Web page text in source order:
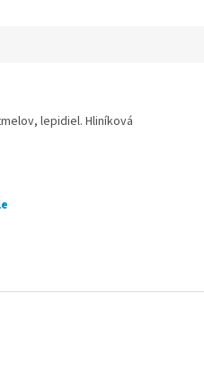
lepidiel. Hliníková